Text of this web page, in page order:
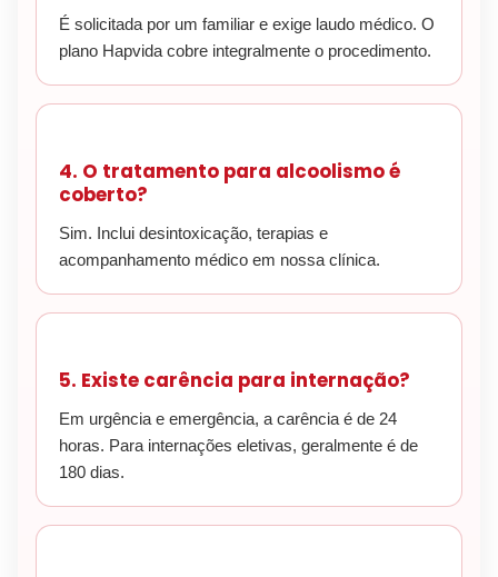
É solicitada por um familiar e exige laudo médico. O
plano Hapvida cobre integralmente o procedimento.
4. O tratamento para alcoolismo é
coberto?
Sim. Inclui desintoxicação, terapias e
acompanhamento médico em nossa clínica.
5. Existe carência para internação?
Em urgência e emergência, a carência é de 24
horas. Para internações eletivas, geralmente é de
180 dias.